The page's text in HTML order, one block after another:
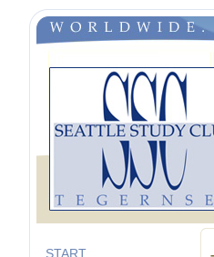
START